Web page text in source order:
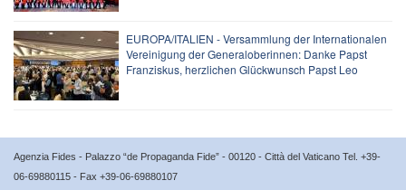
EUROPA/ITALIEN - Versammlung der Internationalen
Vereinigung der Generaloberinnen: Danke Papst
Franziskus, herzlichen Glückwunsch Papst Leo
Agenzia Fides - Palazzo “de Propaganda Fide” - 00120 - Città del Vaticano Tel. +39-
06-69880115 - Fax +39-06-69880107